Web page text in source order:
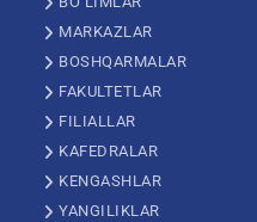
MARKAZLAR
BOSHQARMALAR
FAKULTETLAR
FILIALLAR
KAFEDRALAR
KENGASHLAR
YANGILIKLAR